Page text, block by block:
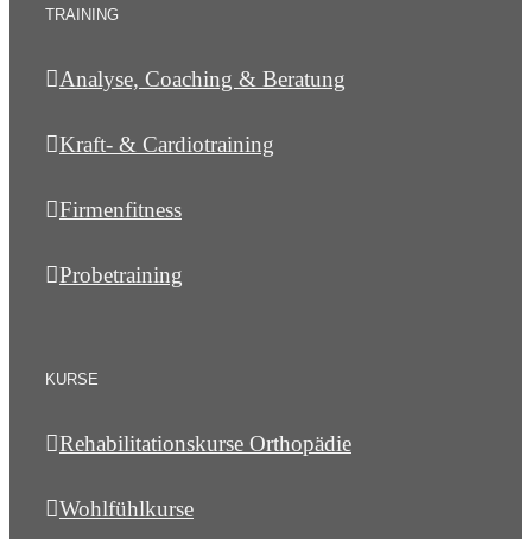
TRAINING
Analyse, Coaching & Beratung
Kraft- & Cardiotraining
Firmenfitness
Probetraining
KURSE
Rehabilitationskurse Orthopädie
Wohlfühlkurse